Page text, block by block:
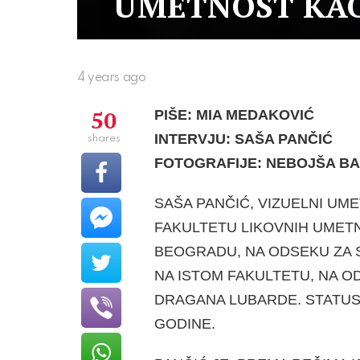
4 years ago
PIŠE: MIA MEDAKOVIĆ
INTERVJU: SAŠA PANČIĆ
FOTOGRAFIJE: NEBOJŠA
SAŠA PANČIĆ, VIZUELNI
FAKULTETU LIKOVNIH
BEOGRADU, NA ODSEKU ZA
NA ISTOM FAKULTETU, NA
DRAGANA LUBARDE.
GODINE.
50
shares